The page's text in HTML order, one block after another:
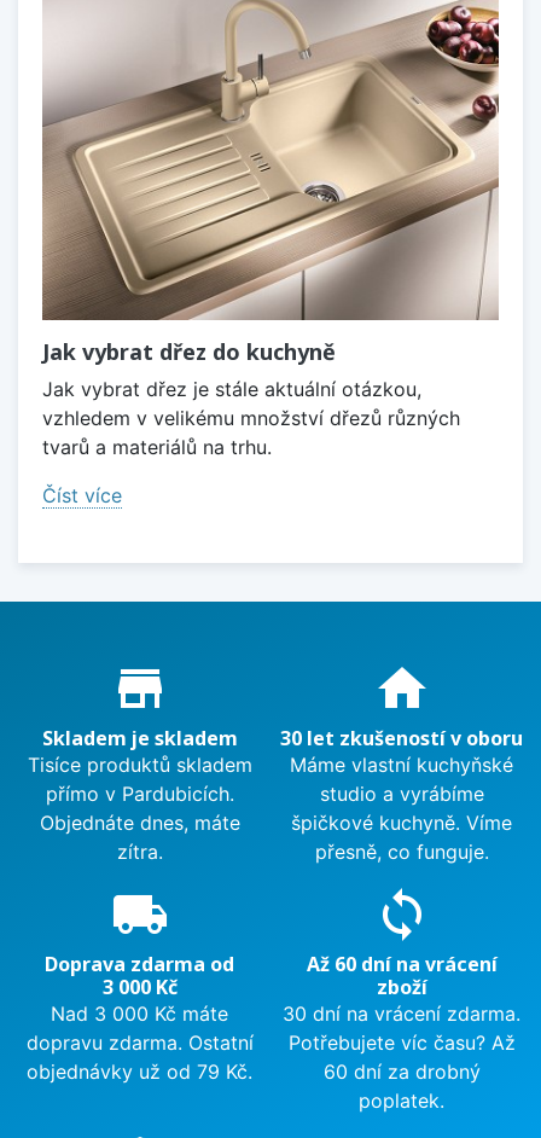
Jak vybrat dřez do kuchyně
Jak vybrat dřez je stále aktuální otázkou,
vzhledem v velikému množství dřezů různých
tvarů a materiálů na trhu.
Číst více
Proč nakupovat u nás?
store_mall_directory
Skladem je skladem
Tisíce produktů skladem
přímo v Pardubicích.
Objednáte dnes, máte
zítra.
home
30 let zkušeností v oboru
Máme vlastní kuchyňské
studio a vyrábíme
špičkové kuchyně. Víme
přesně, co funguje.
local_shipping
Doprava zdarma od
3 000 Kč
Nad 3 000 Kč máte
dopravu zdarma. Ostatní
objednávky už od 79 Kč.
sync
Až 60 dní na vrácení
zboží
30 dní na vrácení zdarma.
Potřebujete víc času? Až
60 dní za drobný
poplatek.